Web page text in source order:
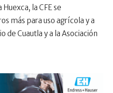
la CFE se
más para uso agrícola y a
de Cuautla y a la Asociación